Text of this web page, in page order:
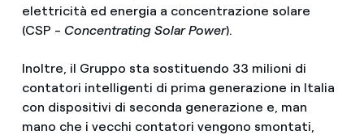
elettricità ed energia a concentrazione solare
(CSP - Concentrating Solar Power).
Inoltre, il Gruppo sta sostituendo 33 milioni di
contatori intelligenti di prima generazione in Italia
con dispositivi di seconda generazione e, man
mano che i vecchi contatori vengono smontati,